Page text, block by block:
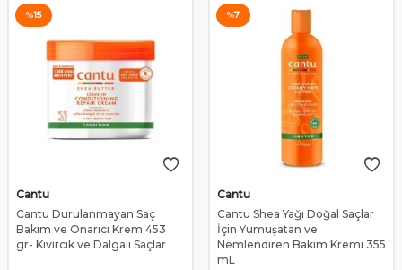
%15
Cantu
Cantu Durulanmayan Saç
Bakım ve Onarıcı Krem 453
gr- Kıvırcık ve Dalgalı Saçlar
%7
Cantu
Cantu Shea Yağı Doğal Saçlar
İçin Yumuşatan ve
Nemlendiren Bakım Kremi 355
mL